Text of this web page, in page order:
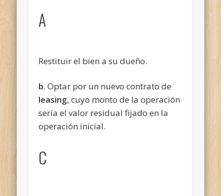
A
Restituir el bien a su dueño.
b. Optar por un nuevo contrato de
leasing, cuyo monto de la operación
sería el valor residual fijado en la
operación inicial.
C